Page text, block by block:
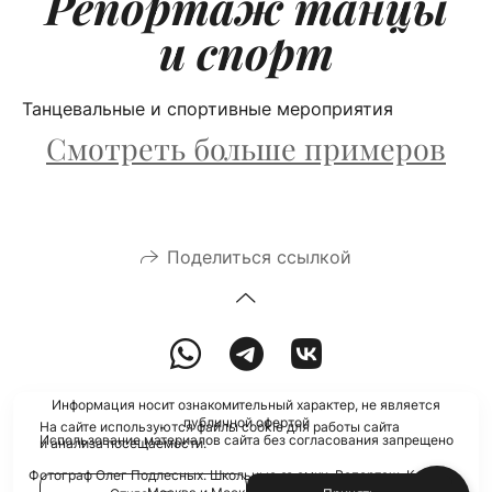
и спорт
Танцевальные и спортивные мероприятия
Смотреть больше примеров
Поделиться ссылкой
Информация носит ознакомительный характер, не является
публичной офертой
Использование материалов сайта без согласования запрещено
Фотограф Олег Подлесных. Школьные съемки. Репортаж. Контент.
На сайте используются файлы cookie для работы сайта
и анализа посещаемости.